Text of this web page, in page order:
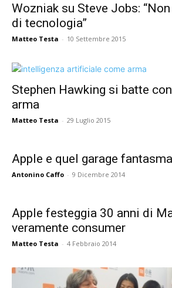
Wozniak su Steve Jobs:
di tecnologia”
Matteo Testa - 10 Settembre 2015
Stephen Hawking si batte
arma
Matteo Testa - 29 Luglio 2015
Apple e quel garage fantasma
Antonino Caffo - 9 Dicembre 2014
Apple festeggia 30 anni di
veramente consumer
Matteo Testa - 4 Febbraio 2014